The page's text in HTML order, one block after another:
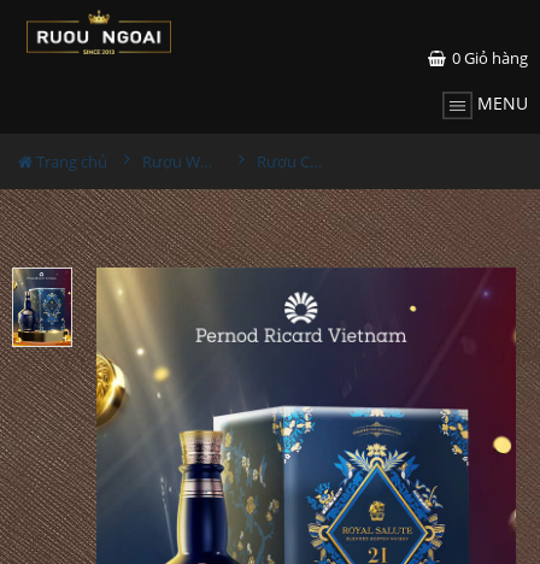
0Giỏ hàng
MENU
Trang chủ Rượu Whisky Rượu Chivas 21YO Hộp Quà 2025